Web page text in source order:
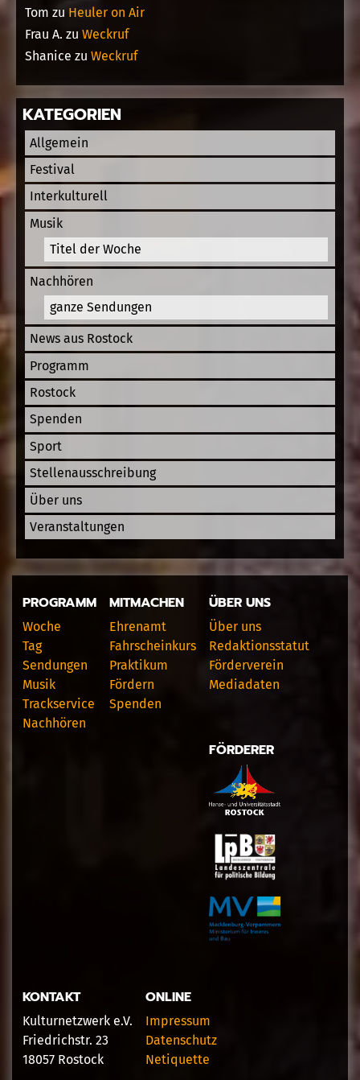
Tom zu Heuler on Air
Frau A. zu Weckruf
Shanice zu Weckruf
KATEGORIEN
Allgemein
Festival
Interkulturell
Musik
Titel der Woche
Nachhören
ganze Sendungen
News aus Rostock
Programm
Rostock
Spenden
Sport
Stellenausschreibung
Über uns
Veranstaltungen
PROGRAMM
Woche
Tag
Sendungen
Musik
Trackservice
Nachhören
MITMACHEN
Ehrenamt
Fahrscheinkurs
Praktikum
Fördern
Spenden
ÜBER UNS
Über uns
Redaktionsstatut
Förderverein
Mediadaten
FÖRDERER
KONTAKT
Kulturnetzwerk e.V.
Friedrichstr. 23
18057 Rostock
ONLINE
Impressum
Datenschutz
Netiquette